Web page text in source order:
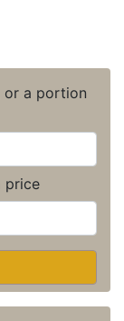
or a portion
price